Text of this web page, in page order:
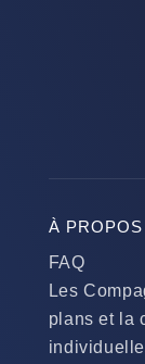
À PROPOS
FAQ
Les
plans et la